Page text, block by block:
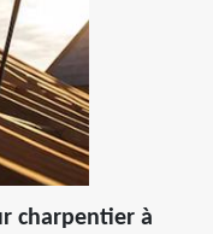
charpentier à